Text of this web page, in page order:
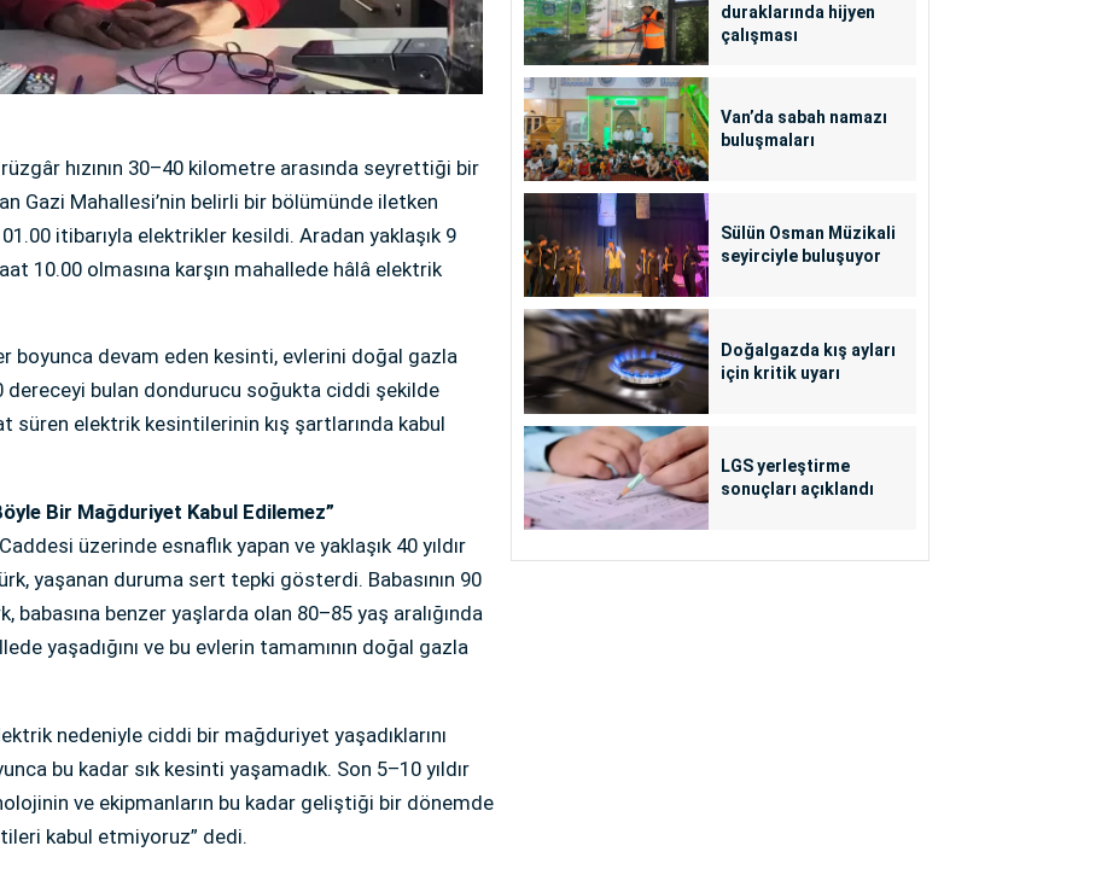
hızının 30–40 kilometre arasında seyrettiği bir
Gazi Mahallesi’nin belirli bir bölümünde iletken
itibarıyla elektrikler kesildi. Aradan yaklaşık 9
10.00 olmasına karşın mahallede hâlâ elektrik
boyunca devam eden kesinti, evlerini doğal gazla
dereceyi bulan dondurucu soğukta ciddi şekilde
elektrik kesintilerinin kış şartlarında kabul
Bir Mağduriyet Kabul Edilemez”
üzerinde esnaflık yapan ve yaklaşık 40 yıldır
yaşanan duruma sert tepki gösterdi. Babasının 90
babasına benzer yaşlarda olan 80–85 yaş aralığında
yaşadığını ve bu evlerin tamamının doğal gazla
nedeniyle ciddi bir mağduriyet yaşadıklarını
bu kadar sık kesinti yaşamadık. Son 5–10 yıldır
ve ekipmanların bu kadar geliştiği bir dönemde
kabul etmiyoruz” dedi.
duraklarında hijyen
çalışması
Van’da sabah namazı
buluşmaları
Sülün Osman Müzikali
seyirciyle buluşuyor
Doğalgazda kış ayları
için kritik uyarı
LGS yerleştirme
sonuçları açıklandı